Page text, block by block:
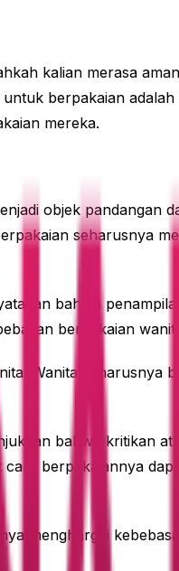
kalian merasa
berpakaian
mereka.
objek pandangan
seharusnya
bahwa
berpakaian wanita.
Wanita seharusnya
bahwa kritikan
berpakaiannya
menghargai